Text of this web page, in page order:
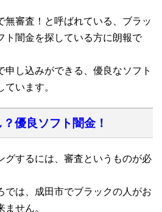
無審査！と呼ばれている、ブラッ
ト闇金を探している方に朗報で
申し込みができる、優良なソフト
います。
優良ソフト闇金！
グするには、審査というものが必
では、成田市でブラックの人がお
せん。